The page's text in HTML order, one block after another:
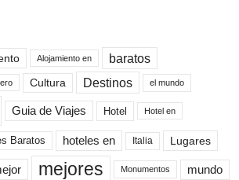
Alojamiento en baratos
Cultura Destinos el mundo
Guia de Viajes Hotel Hotel en
Baratos hoteles en Italia Lugares
mejores Monumentos mundo